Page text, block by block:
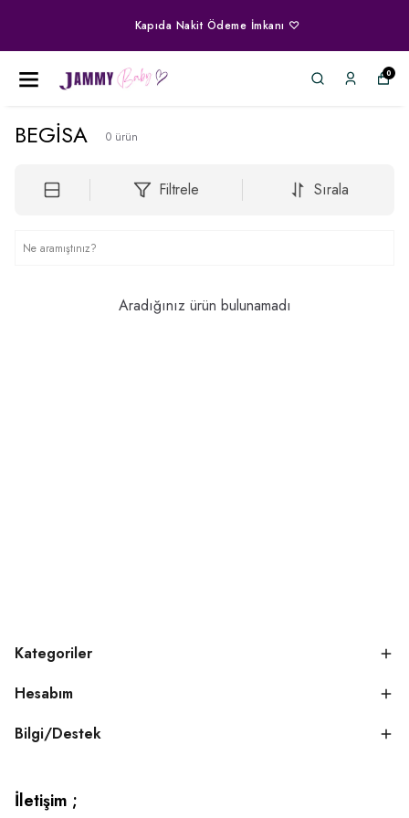
Kapıda Nakit Ödeme İmkanı ♡
0
BEGİSA 0 ürün
Filtrele Sırala
Aradığınız ürün bulunamadı
Kategoriler
Hesabım
Bilgi/Destek
İletişim ;